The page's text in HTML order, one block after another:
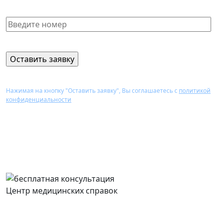
Нажимая на кнопку "Оставить заявку", Вы соглашаетесь с политикой
конфиденциальности
Центр медицинских справок